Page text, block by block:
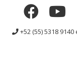
+52 (55) 5318 9140